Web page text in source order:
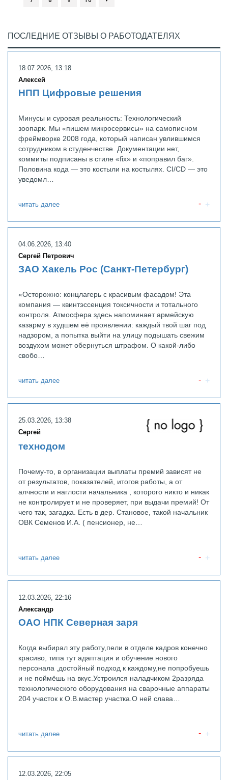
ПОСЛЕДНИЕ ОТЗЫВЫ О РАБОТОДАТЕЛЯХ
18.07.2026, 13:18
Алексей
НПП Цифровые решения
Минусы и суровая реальность: Технологический
зоопарк. Мы «пишем микросервисы» на самописном
фреймворке 2008 года, который написан увлившимся
сотрудником в студенчестве. Документации нет,
коммиты подписаны в стиле «fix» и «поправил баг».
Половина кода — это костыли на костылях. CI/CD — это
уведомл…
читать далее
04.06.2026, 13:40
Сергей Петрович
ЗАО Хакель Рос (Санкт-Петербург)
«Осторожно: концлагерь с красивым фасадом! Эта
компания — квинтэссенция токсичности и тотального
контроля. Атмосфера здесь напоминает армейскую
казарму в худшем её проявлении: каждый твой шаг под
надзором, а попытка выйти на улицу подышать свежим
воздухом может обернуться штрафом. О какой-либо
свобо…
читать далее
25.03.2026, 13:38
Сергей
технодом
Почему-то, в организации выплаты премий зависят не
от результатов, показателей, итогов работы, а от
алчности и наглости начальника , которого никто и никак
не контролирует и не проверяет, при выдачи премий! От
чего так, загадка. Есть в дер. Становое, такой начальник
ОВК Семенов И.А. ( пенсионер, не…
читать далее
12.03.2026, 22:16
Александр
ОАО НПК Северная заря
Когда выбирал эту работу,пели в отделе кадров конечно
красиво, типа тут адаптация и обучение нового
персонала ,достойный подход к каждому,не попробуешь
и не поймёшь на вкус.Устроился наладчиком 2разряда
технологического оборудования на сварочные аппараты
204 участок к О.В.мастер участка.О ней слава…
читать далее
12.03.2026, 22:05